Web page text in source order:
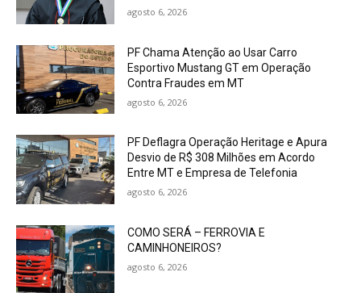
agosto 6, 2026
PF Chama Atenção ao Usar Carro
Esportivo Mustang GT em Operação
Contra Fraudes em MT
agosto 6, 2026
PF Deflagra Operação Heritage e Apura
Desvio de R$ 308 Milhões em Acordo
Entre MT e Empresa de Telefonia
agosto 6, 2026
COMO SERÁ – FERROVIA E
CAMINHONEIROS?
agosto 6, 2026